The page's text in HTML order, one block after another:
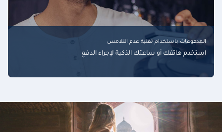
المدفوعات باستخدام تقنية عدم التلامس
استخدم هاتفك أو ساعتك الذكية لإجراء الدفع